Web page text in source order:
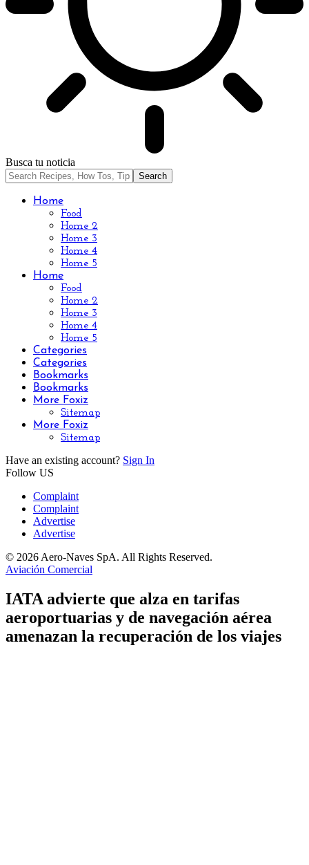
Busca tu noticia
Home
Food
Home 2
Home 3
Home 4
Home 5
Home
Food
Home 2
Home 3
Home 4
Home 5
Categories
Categories
Bookmarks
Bookmarks
More Foxiz
Sitemap
More Foxiz
Sitemap
Have an existing account? Sign In
Follow US
Complaint
Complaint
Advertise
Advertise
© 2026 Aero-Naves SpA. All Rights Reserved.
Aviación Comercial
IATA advierte que alza en tarifas
aeroportuarias y de navegación aérea
amenazan la recuperación de los viajes